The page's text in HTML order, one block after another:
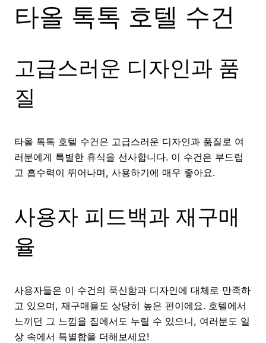
타올 톡톡 호텔 수건
고급스러운 디자인과 품
질
타올 톡톡 호텔 수건은 고급스러운 디자인과 품질로 여
러분에게 특별한 휴식을 선사합니다. 이 수건은 부드럽
고 흡수력이 뛰어나며, 사용하기에 매우 좋아요.
사용자 피드백과 재구매
율
사용자들은 이 수건의 푹신함과 디자인에 대체로 만족하
고 있으며, 재구매율도 상당히 높은 편이에요. 호텔에서
느끼던 그 느낌을 집에서도 누릴 수 있으니, 여러분도 일
상 속에서 특별함을 더해보세요!